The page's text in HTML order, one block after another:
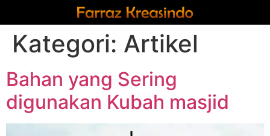
Kategori: Artikel
Bahan yang Sering
digunakan Kubah masjid